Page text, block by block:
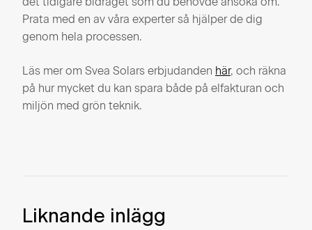
Prata med en av våra experter så hjälper de dig
genom hela processen.
Läs mer om Svea Solars erbjudanden här, och räkna
på hur mycket du kan spara både på elfakturan och
miljön med grön teknik.
Liknande inlägg